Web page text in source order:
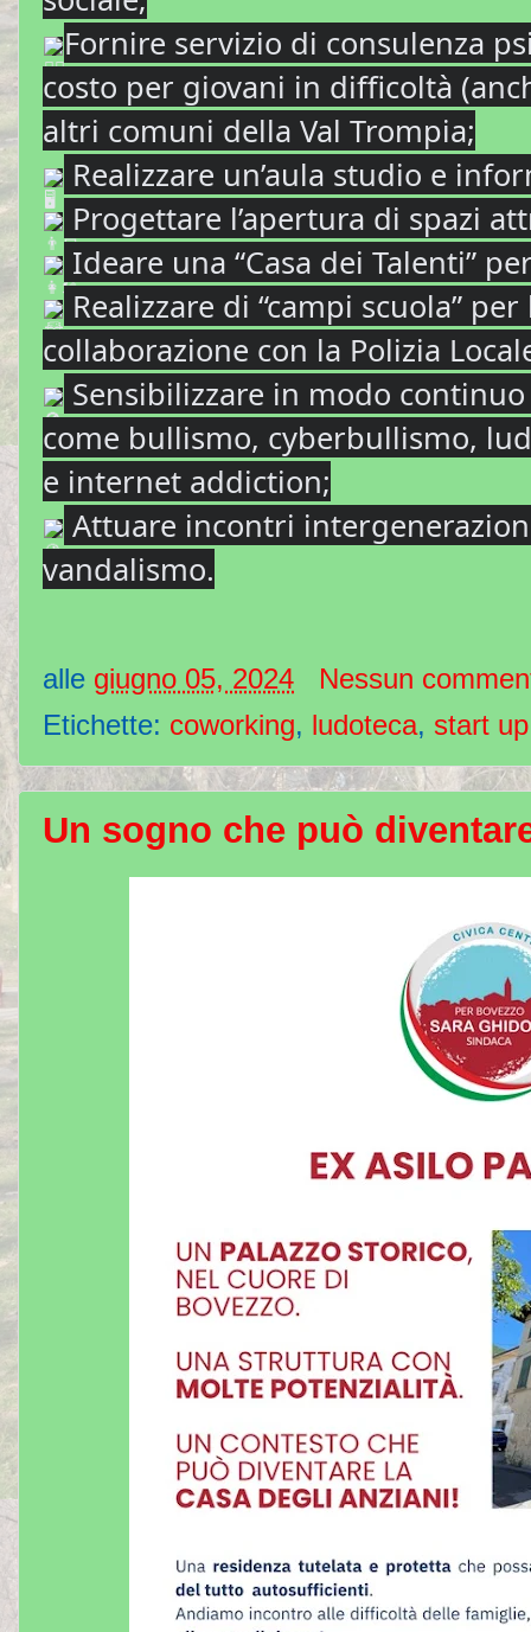
Fornire servizio di consulenza
costo per giovani in difficoltà
altri comuni della Val Trompia;
Realizzare un’aula studio e
Progettare l’apertura di spazi
Ideare una “Casa dei Talenti”
Realizzare di “campi scuola”
collaborazione con la Polizia
Sensibilizzare in modo
come bullismo, cyberbullismo,
e internet addiction;
Attuare incontri
vandalismo.
alle giugno 05, 2024
Nessun
Etichette: coworking, ludoteca, start up
Un sogno che può